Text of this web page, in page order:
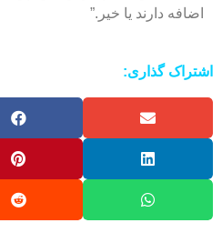
اشتراک گذاری:
اضافه دارند یا خیر.”